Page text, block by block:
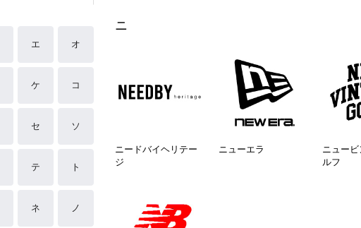
エ オ
ケ コ
セ ソ
テ ト
ネ ノ
ニ
ニードバイヘリテー
ジ
ニューエラ
ニュー
ルフ